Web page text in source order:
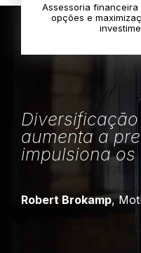
Assessoria
opções e
aumenta a
impulsiona os
Robert Brokamp,